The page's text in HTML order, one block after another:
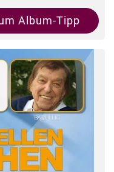
Album-Tipp